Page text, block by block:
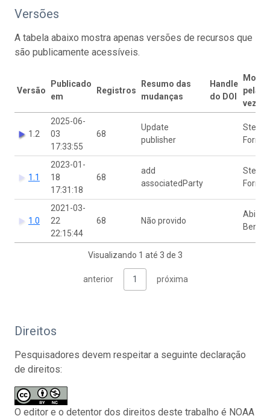
Versões
A tabela abaixo mostra apenas versões de recursos que
são publicamente acessíveis.
Versão
Publicado
em
Registros
Resumo das
mudanças
Handle
do DOI
pela
vez
1.2
2025-06-
03
17:33:55
68
Update
publisher
Formel
1.1
2023-01-
18
17:31:18
68
add
associatedParty
Steve
Formel
1.0
2021-03-
22
22:15:44
68 Não provido
Abigail
Visualizando 1 até 3 de 3
anterior 1 próxima
Direitos
Pesquisadores devem respeitar a seguinte declaração
de direitos:
O editor e o detentor dos direitos deste trabalho é NOAA